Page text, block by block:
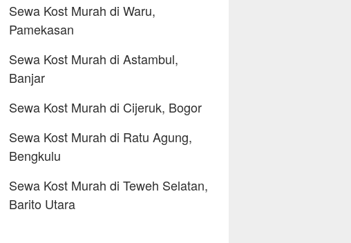
Sewa Kost Murah di Waru,
Pamekasan
Sewa Kost Murah di Astambul,
Banjar
Sewa Kost Murah di Cijeruk, Bogor
Sewa Kost Murah di Ratu Agung,
Bengkulu
Sewa Kost Murah di Teweh Selatan,
Barito Utara